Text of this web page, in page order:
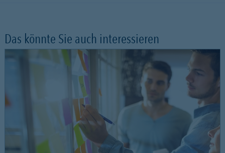
Das könnte Sie auch interessieren